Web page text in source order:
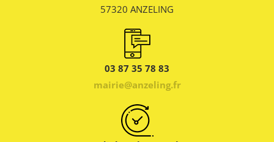
57320 ANZELING
03 87 35 78 83
mairie@anzeling.fr